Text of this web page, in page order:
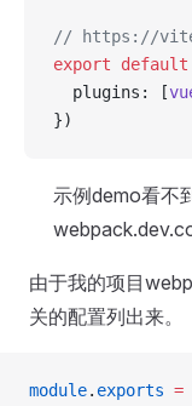
// https://
export default
  plugins: [
})
示例demo看不
由于我的项目
关的配置列出来。
module. exports =